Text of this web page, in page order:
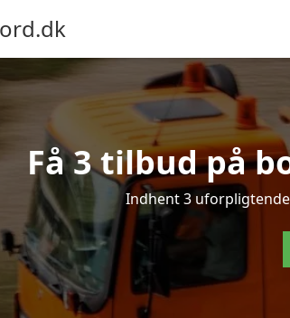
Få 3 tilbud på
Indhent 3